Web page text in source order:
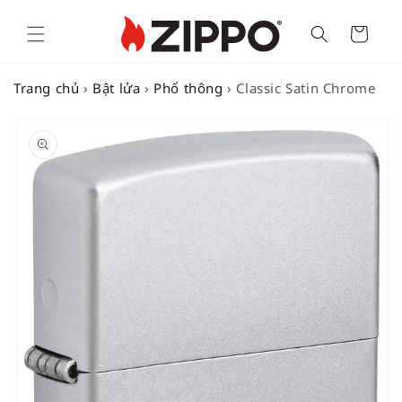
Cart
Trang chủ › Bật lửa › Phổ thông › Classic Satin Chrome
PRODUCT
INFORMATION